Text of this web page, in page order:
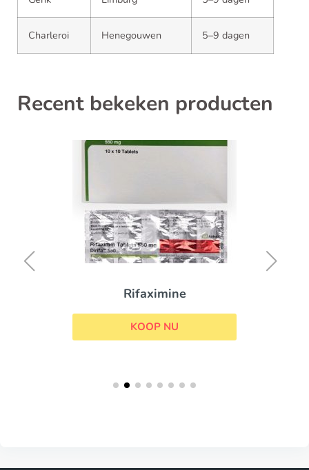
Charleroi Henegouwen 5–9 dagen
Recent bekeken producten
Rifaximine
KOOP NU